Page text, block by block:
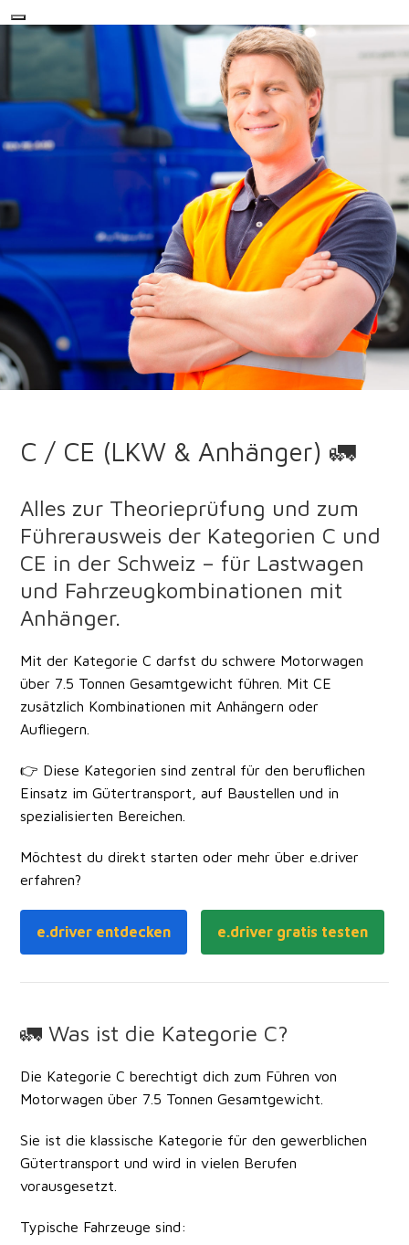
C / CE (LKW & Anhänger) 🚛
Alles zur Theorieprüfung und zum
Führerausweis der Kategorien C und
CE in der Schweiz – für Lastwagen
und Fahrzeugkombinationen mit
Anhänger.
Mit der Kategorie C darfst du schwere Motorwagen
über 7.5 Tonnen Gesamtgewicht führen. Mit CE
zusätzlich Kombinationen mit Anhängern oder
Aufliegern.
👉 Diese Kategorien sind zentral für den beruflichen
Einsatz im Gütertransport, auf Baustellen und in
spezialisierten Bereichen
Möchtest du direkt starten oder mehr über e.driver
erfahren?
e.driver entdecken e.driver gratis testen
🚛 Was ist die Kategorie C?
Die Kategorie C berechtigt dich zum Führen von
Motorwagen über 7.5 Tonnen Gesamtgewicht
Sie ist die klassische Kategorie für den gewerblichen
Gütertransport und wird in vielen Berufen
vorausgesetzt.
Typische Fahrzeuge sind: